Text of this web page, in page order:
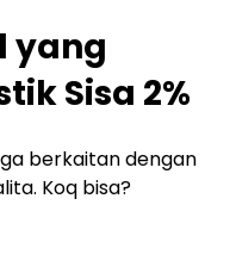
yang
Sisa 2%
berkaitan dengan
Koq bisa?